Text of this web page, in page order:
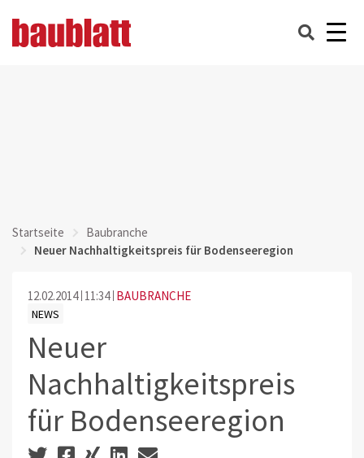
Startseite
Baubranche
Neuer Nachhaltigkeitspreis für Bodenseeregion
12.02.2014 11:34 BAUBRANCHE
NEWS
Neuer
Nachhaltigkeitspreis
für Bodenseeregion